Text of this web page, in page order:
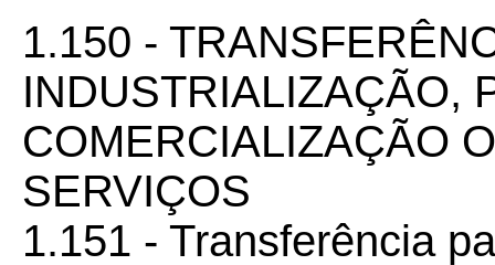
1.150 -
INDUSTRIALIZAÇÃO,
COMERCIALIZAÇÃO
SERVIÇOS
1.151 - Transferência